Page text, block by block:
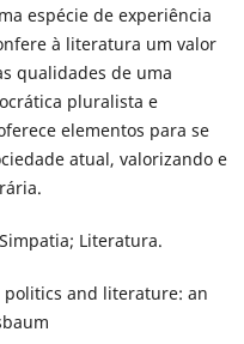
espécie de experiência
à literatura um valor
qualidades de uma
pluralista e
elementos para se
atual, valorizando e
Literatura.
and literature: an